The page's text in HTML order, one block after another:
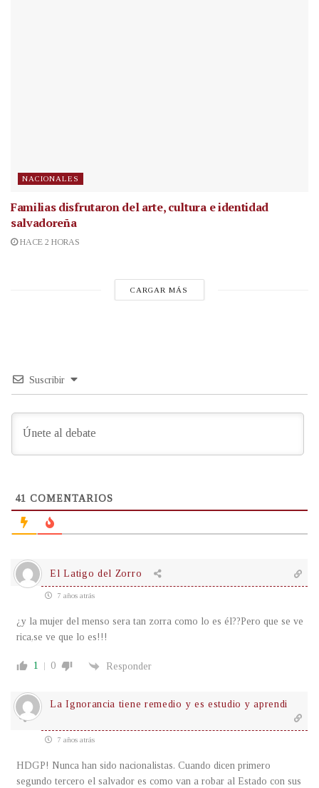
NACIONALES
Familias disfrutaron del arte, cultura e identidad
salvadoreña
HACE 2 HORAS
CARGAR MÁS
Suscribir
41 COMENTARIOS
El Latigo del Zorro
7 años atrás
¿y la mujer del menso sera tan zorra como lo es él??Pero que se ve
rica,se ve que lo es!!!
1 0 Responder
La Ignorancia tiene remedio y es estudio y aprendi
7 años atrás
HDGP! Nunca han sido nacionalistas. Cuando dicen primero
segundo tercero el salvador es como van a robar al Estado con sus